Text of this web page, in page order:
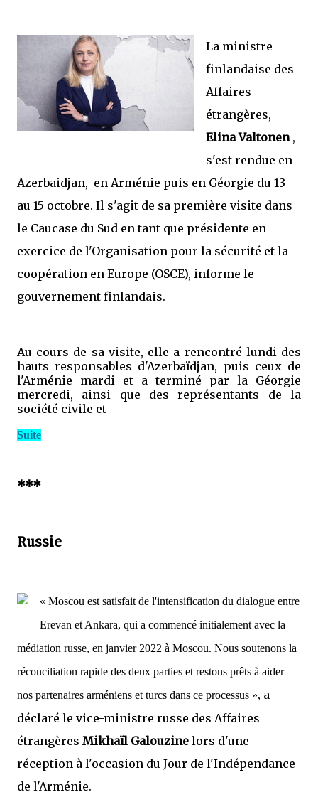
La ministre
finlandaise des
Affaires
étrangères,
Elina Valtonen,
s'est rendue en
Azerbaidjan, en Arménie puis en Géorgie du 13
au 15 octobre. Il s'agit de sa première visite dans
le Caucase du Sud en tant que présidente en
exercice de l'Organisation pour la sécurité et la
coopération en Europe (OSCE), informe le
gouvernement finlandais.
Au cours de sa visite, elle a rencontré lundi des
hauts responsables d'Azerbaïdjan, puis ceux de
l'Arménie mardi et a terminé par la Géorgie
mercredi, ainsi que des représentants de la
société civile et
Suite
***
Russie
« Moscou est satisfait de l'intensification du dialogue entre
Erevan et Ankara, qui a commencé initialement avec la
médiation russe, en janvier 2022 à Moscou. Nous soutenons la
réconciliation rapide des deux parties et restons prêts à aider
nos partenaires arméniens et turcs dans ce processus », a
déclaré le vice-ministre russe des Affaires
étrangères Mikhaïl Galouzine lors d'une
réception à l'occasion du Jour de l'Indépendance
de l'Arménie.